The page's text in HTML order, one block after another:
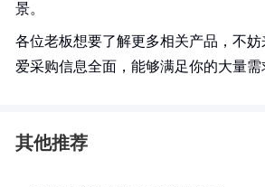
景。
各位老板想要了解更多相关产品，不妨
爱采购信息全面，能够满足你的大量需
其他推荐